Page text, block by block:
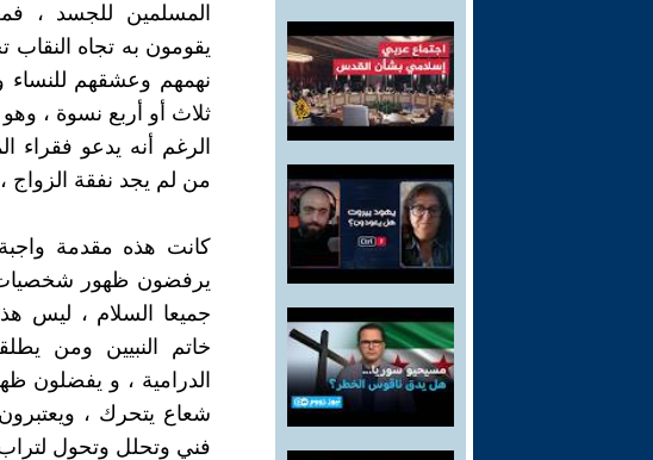
المسلمين للجسد ،
يقومون به تجاه النقاب
نهمهم وعشقهم للنساء
ثلاث أو أربع نسوة ،
الرغم أنه يدعو فقراء
من لم يجد نفقة الزواج
كانت هذه مقدمة
يرفضون ظهور شخصيات
جميعا السلام ، ليس
خاتم النبيين ومن
الدرامية ، و
شعاع يتحرك ،
فني وتحلل وتحول لتراب